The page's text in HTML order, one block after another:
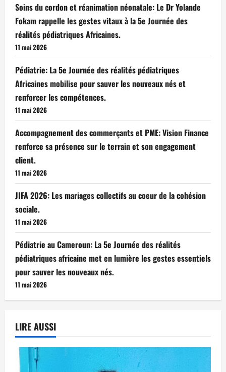
Soins du cordon et réanimation néonatale: Le Dr Yolande
Fokam rappelle les gestes vitaux à la 5e Journée des
réalités pédiatriques Africaines.
11 mai 2026
Pédiatrie: La 5e Journée des réalités pédiatriques
Africaines mobilise pour sauver les nouveaux nés et
renforcer les compétences.
11 mai 2026
Accompagnement des commerçants et PME: Vision Finance
renforce sa présence sur le terrain et son engagement
client.
11 mai 2026
JIFA 2026: Les mariages collectifs au coeur de la cohésion
sociale.
11 mai 2026
Pédiatrie au Cameroun: La 5e Journée des réalités
pédiatriques africaine met en lumière les gestes essentiels
pour sauver les nouveaux nés.
11 mai 2026
LIRE AUSSI